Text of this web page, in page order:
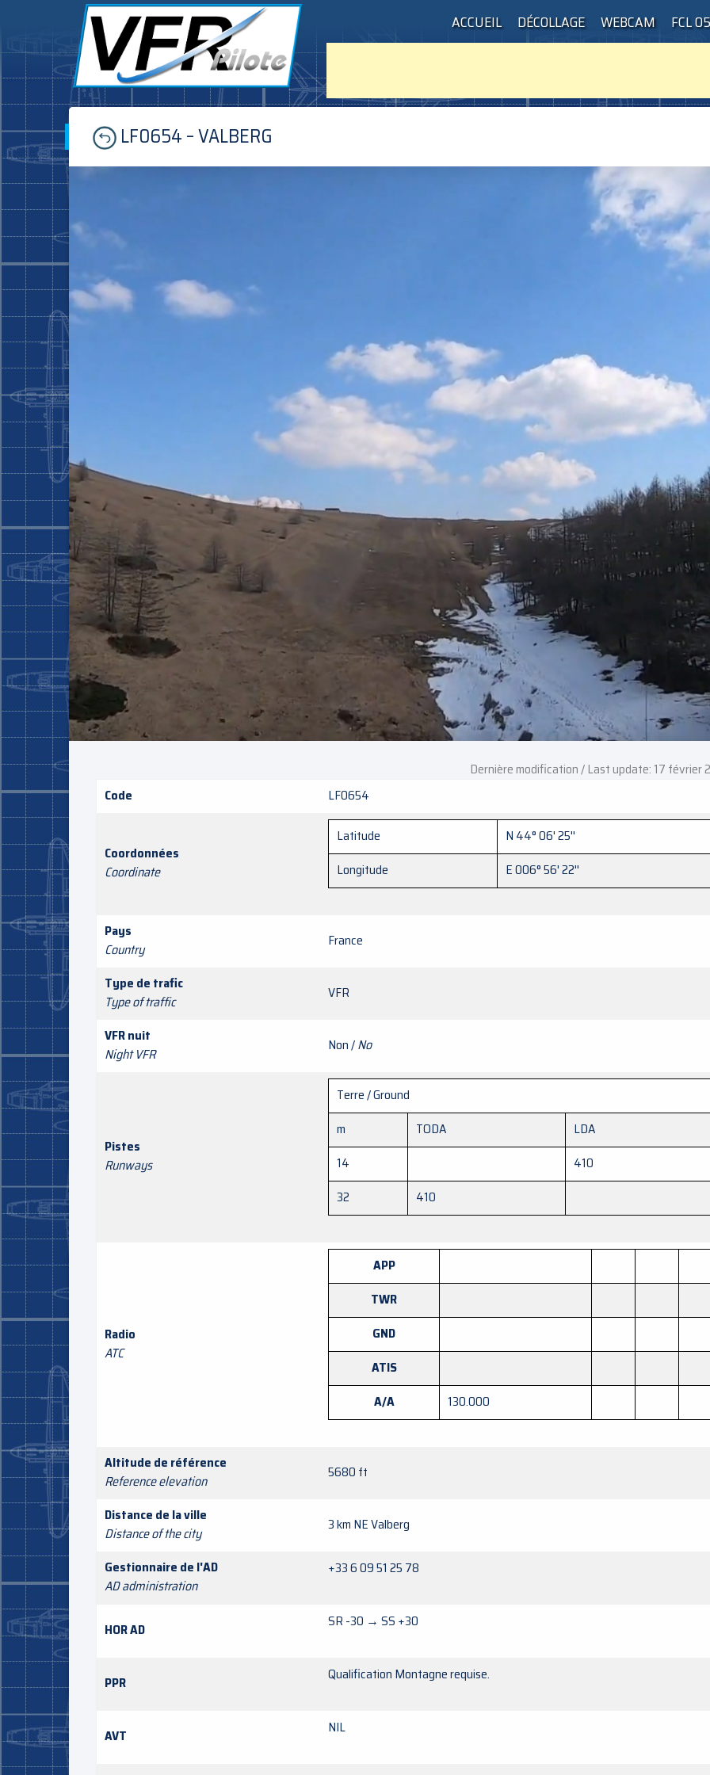
ACCUEIL DÉCOLLAGE WEBCAM FCL
Skip
content
LF0654 – VALBERG
Dernière modification / Last update: 17 février
Code
LF0654
Coordonnées
Coordinate
Latitude
N 44° 06' 25''
Longitude
E 006° 56' 22''
Pays
Country
France
Type de trafic
Type of traffic
VFR
VFR nuit
Night VFR
Non /No
Pistes
Runways
Terre / Ground
m
TODA
LDA
14
410
32
410
Radio
ATC
APP
TWR
GND
ATIS
A/A
130.000
Altitude de référence
Reference elevation
5680 ft
Distance de la ville
Distance of the city
3 km NE Valberg
Gestionnaire de l'AD
AD administration
+33 6 09 51 25 78
HOR AD SR -30 → SS +30
PPR Qualification Montagne requise.
AVT NIL